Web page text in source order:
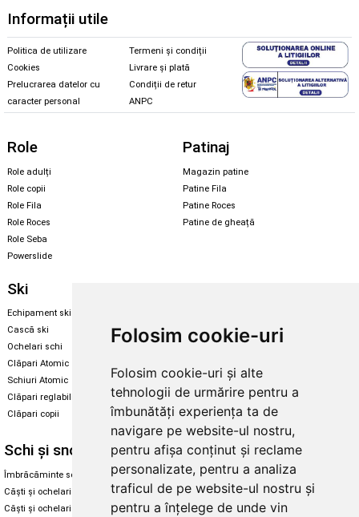
Folosim cookie-uri
Folosim cookie-uri și alte
tehnologii de urmărire pentru a
îmbunătăți experiența ta de
navigare pe website-ul nostru,
pentru afișa conținut și reclame
personalizate, pentru a analiza
traficul de pe website-ul nostru și
pentru a înțelege de unde vin
Informații utile
Politica de utilizare
Cookies
Prelucrarea datelor cu
caracter personal
Termeni și condiții
Livrare și plată
Condiții de retur
ANPC
Role
Role adulți
Role copii
Role Fila
Role Roces
Role Seba
Powerslide
Patinaj
Magazin patine
Patine Fila
Patine Roces
Patine de gheață
Ski
Echipament ski
Cască ski
Ochelari schi
Clăpari Atomic
Schiuri Atomic
Clăpari reglabili
Clăpari copii
Echipament snowboard
Skate & longboard
Santa Cruz
Enuff Skateboards
Schi și snowboard
Îmbrăcăminte schi și snowboard
Căști și ochelari de iarnă
Căști și ochelari Alpina
Diverse
Cum aleg rolele
Cum aleg ochelarii
Ochelari de soare Oakley